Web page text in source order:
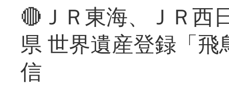
🔴ＪＲ東海、ＪＲ西
県 世界遺産登録「
信